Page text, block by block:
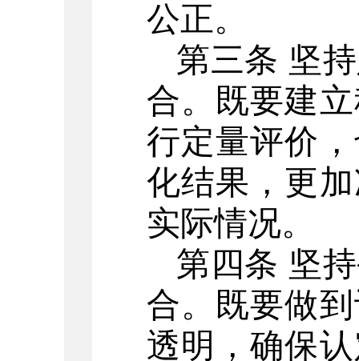
公正。
第三条 坚
合。既要建
行定量评价
化结果，更
实际情况。
第四条 坚
合。既要做
透明，确保